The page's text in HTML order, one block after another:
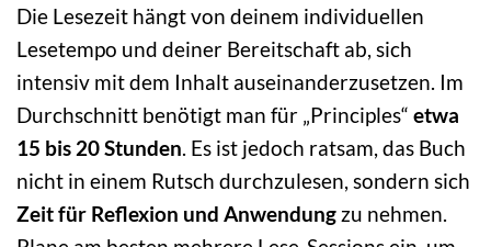
Die Lesezeit hängt von deinem individuellen
Lesetempo und deiner Bereitschaft ab, sich
intensiv mit dem Inhalt auseinanderzusetzen. Im
Durchschnitt benötigt man für „Principles“ etwa
15 bis 20 Stunden. Es ist jedoch ratsam, das Buch
nicht in einem Rutsch durchzulesen, sondern sich
Zeit für Reflexion und Anwendung zu nehmen.